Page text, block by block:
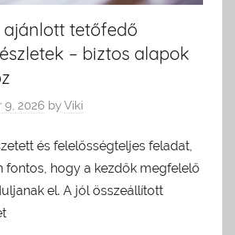
ajánlott tetőfedő
– biztos alapok
9, 2026 byViki
és felelősségteljes feladat,
fontos, hogy a kezdők megfelelő
el. A jól összeállított